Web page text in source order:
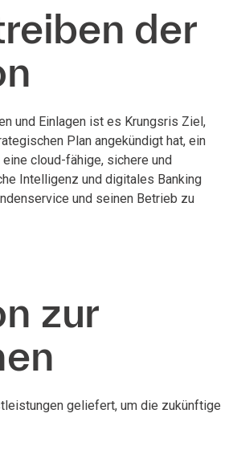
der
und Einlagen ist es Krungsris Ziel,
Plan angekündigt hat, ein
cloud-fähige, sichere und
Intelligenz und digitales Banking
und seinen Betrieb zu
zur
geliefert, um die zukünftige